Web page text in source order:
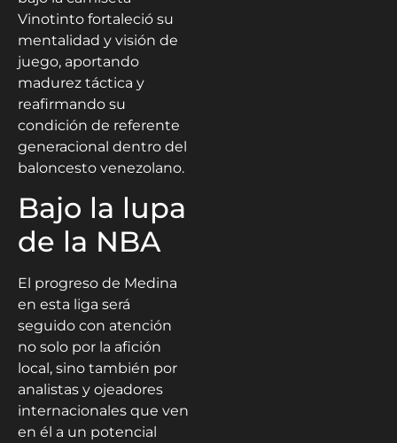
Vinotinto fortaleció su
mentalidad y visión de
juego, aportando
madurez táctica y
reafirmando su
condición de referente
generacional dentro del
baloncesto venezolano.
Bajo la lupa
de la NBA
El progreso de Medina
en esta liga será
seguido con atención
no solo por la afición
local, sino también por
analistas y ojeadores
internacionales que ven
en él a un potencial